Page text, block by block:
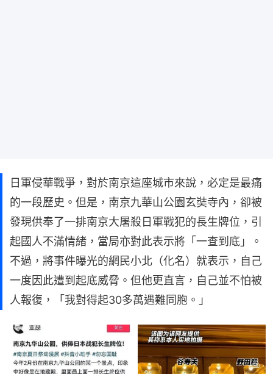
日軍侵華戰爭，對於南京這座城市來說，必定是最痛
的一段歷史。但是，南京九華山公園玄奘寺內，卻被
發現供奉了一排南京大屠殺日軍戰犯的長生牌位，引
起國人不滿情緒，當局亦對此表示將「一查到底」。
不過，將事件曝光的網民小北（化名）就表示，自己
一度因此遭到起底威脅。但他更直言，自己並不怕被
人報復，「我對得起30多萬遇難同胞。」